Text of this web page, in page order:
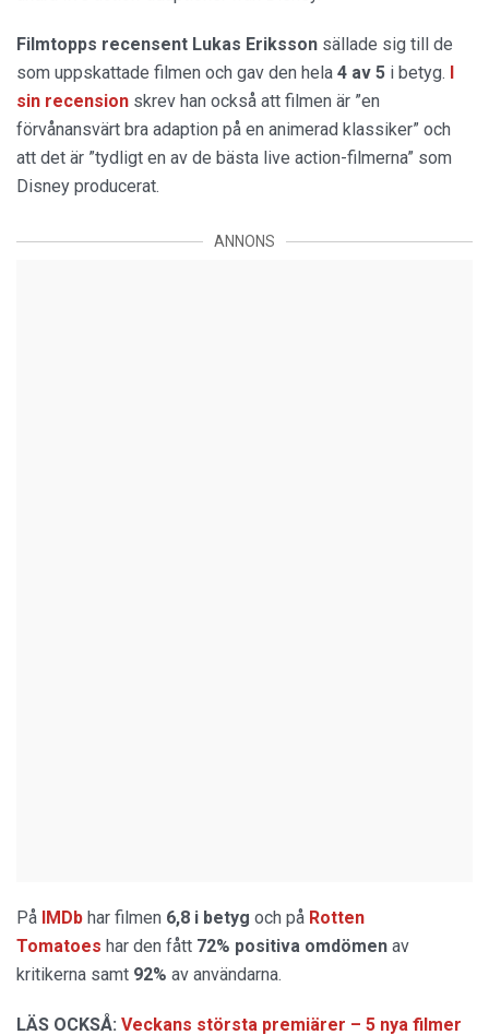
Filmtopps recensent Lukas Eriksson sällade sig till de
som uppskattade filmen och gav den hela 4 av 5 i betyg.
sin recension skrev han också att filmen är ”en
förvånansvärt bra adaption på en animerad klassiker” och
att det är ”tydligt en av de bästa live action-filmerna” som
Disney producerat.
ANNONS
På IMDb har filmen 6,8 i betyg och på Rotten
Tomatoes har den fått 72% positiva omdömen av
kritikerna samt 92% av användarna.
LÄS OCKSÅ: Veckans största premiärer – 5 nya filmer